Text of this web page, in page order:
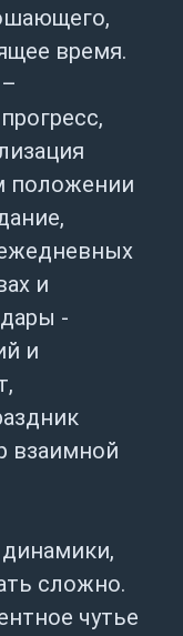
время.
положении
и
-
и
взаимной
сложно.
чутье